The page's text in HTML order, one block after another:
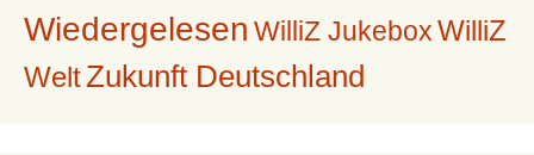
Wiedergelesen WilliZ Jukebox WilliZ
WeltZukunft Deutschland